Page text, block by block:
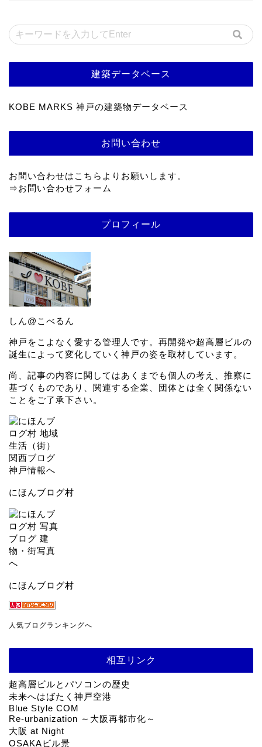
建築データベース
KOBE MARKS 神戸の建築物データベース
お問い合わせ
お問い合わせはこちらよりお願いします。
⇒お問い合わせフォーム
プロフィール
しん@こべるん
神戸をこよなく愛する管理人です。再開発や超高層ビルの
誕生によって変化していく神戸の姿を取材しています。
尚、記事の内容に関してはあくまでも個人の考え、推察に
基づくものであり、関連する企業、団体とは全く関係ない
ことをご了承下さい。
にほんブログ村
にほんブログ村
人気ブログランキングへ
相互リンク
超高層ビルとパソコンの歴史
未来へはばたく神戸空港
Blue Style COM
Re-urbanization ～大阪再都市化～
大阪 at Night
OSAKAビル景